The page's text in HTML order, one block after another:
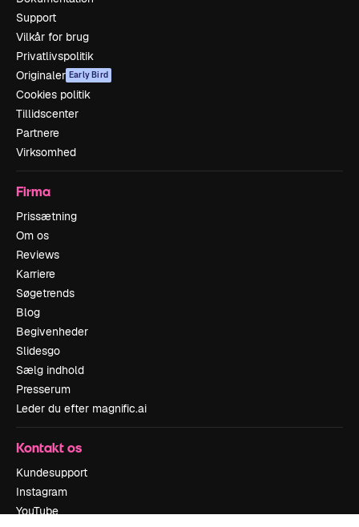
Support
Vilkår for brug
Privatlivspolitik
Originaler Early Bird
Cookies politik
Tillidscenter
Partnere
Virksomhed
Firma
Prissætning
Om os
Reviews
Karriere
Søgetrends
Blog
Begivenheder
Slidesgo
Sælg indhold
Presserum
Leder du efter magnific.ai
Kontakt os
Kundesupport
Instagram
YouTube